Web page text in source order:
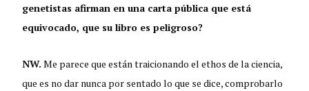
genetistas afirman en una carta pública que está
equivocado, que su libro es peligroso?
NW. Me parece que están traicionando el ethos de la ciencia,
que es no dar nunca por sentado lo que se dice, comprobarlo